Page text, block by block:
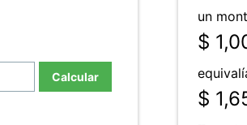
Calcular
un
$
$